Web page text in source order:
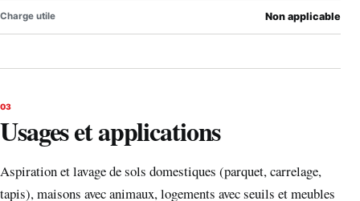
Charge utile Non applicable
03
Usages et applications
Aspiration et lavage de sols domestiques (parquet, carrelage,
tapis), maisons avec animaux, logements avec seuils et meubles